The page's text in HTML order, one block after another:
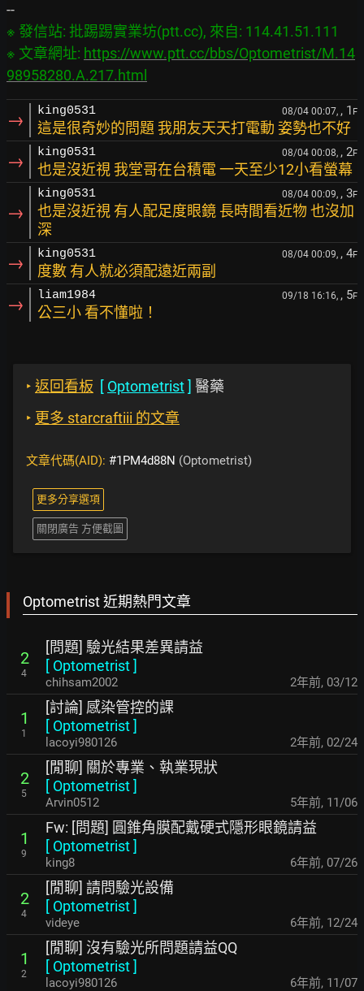
※ 發信站: 批踢踢實業坊(ptt.cc), 來自: 114.41.51.111
※ 文章網址: https://www.ptt.cc/bbs/Optometrist/M.14
98958280.A.217.html
→ king0531 08/04 00:07, , 1 F
這是很奇妙的問題 我朋友天天打電動 姿勢也不好
→ king0531 08/04 00:08, , 2F
也是沒近視 我堂哥在台積電 一天至少12小看螢幕
→
king0531 08/04 00:09, , 3F
也是沒近視 有人配足度眼鏡 長時間看近物 也沒加
深
→ king0531 08/04 00:09, , 4F
度數 有人就必須配遠近兩副
→ liam1984 09/18 16:16, , 5F
公三小 看不懂啦！
‣ 返回看板 [ Optometrist] 醫藥
‣ 更多 starcraftiii 的文章
文章代碼(AID): #1PM4d88N (Optometrist)
更多分享選項
關閉廣告 方便截圖
Optometrist 近期熱門文章
2
4
[問題] 驗光結果差異請益
[ Optometrist]
chihsam2002 2年前, 03/12
1
1
[討論] 感染管控的課
[ Optometrist]
lacoyi980126 2年前, 02/24
2
5
[閒聊] 關於專業、執業現狀
[ Optometrist]
Arvin0512 5年前, 11/06
1
9
Fw: [問題] 圓錐角膜配戴硬式隱形眼鏡請益
[ Optometrist]
king8 6年前, 07/26
2
4
[閒聊] 請問驗光設備
[ Optometrist]
videye 6年前, 12/24
1
2
[閒聊] 沒有驗光所問題請益QQ
[ Optometrist]
lacoyi980126 6年前, 11/07